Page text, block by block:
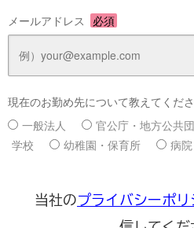
メールアドレス 必須
現在のお勤め先について教えてくだ
一般法人
官公庁・地方公共
学校
幼稚園・保育所 病
当社のプライバシーポリ